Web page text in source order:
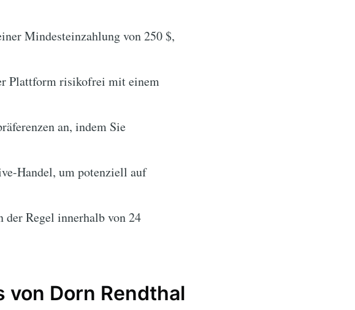
Mindesteinzahlung von 250 $,
Plattform risikofrei mit einem
an, indem Sie
Handel, um potenziell auf
Regel innerhalb von 24
von Dorn Rendthal